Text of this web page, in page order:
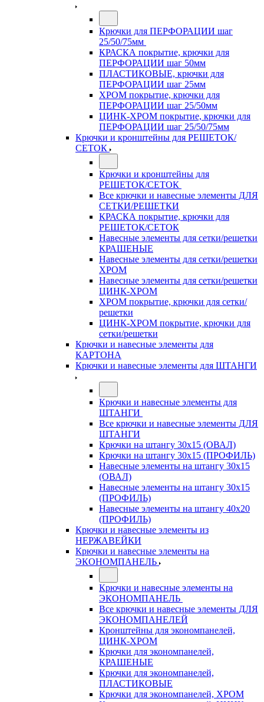
Крючки для ПЕРФОРАЦИИ шаг
25/50/75мм
КРАСКА покрытие, крючки для
ПЕРФОРАЦИИ шаг 50мм
ПЛАСТИКОВЫЕ, крючки для
ПЕРФОРАЦИИ шаг 25мм
ХРОМ покрытие, крючки для
ПЕРФОРАЦИИ шаг 25/50мм
ЦИНК-ХРОМ покрытие, крючки для
ПЕРФОРАЦИИ шаг 25/50/75мм
Крючки и кронштейны для РЕШЕТОК/
СЕТОК
Крючки и кронштейны для
РЕШЕТОК/СЕТОК
Все крючки и навесные элементы ДЛЯ
СЕТКИ/РЕШЕТКИ
КРАСКА покрытие, крючки для
РЕШЕТОК/СЕТОК
Навесные элементы для сетки/решетки
КРАШЕНЫЕ
Навесные элементы для сетки/решетки
ХРОМ
Навесные элементы для сетки/решетки
ЦИНК-ХРОМ
ХРОМ покрытие, крючки для сетки/
решетки
ЦИНК-ХРОМ покрытие, крючки для
сетки/решетки
Крючки и навесные элементы для
КАРТОНА
Крючки и навесные элементы для ШТАНГИ
Крючки и навесные элементы для
ШТАНГИ
Все крючки и навесные элементы ДЛЯ
ШТАНГИ
Крючки на штангу 30х15 (ОВАЛ)
Крючки на штангу 30х15 (ПРОФИЛЬ)
Навесные элементы на штангу 30х15
(ОВАЛ)
Навесные элементы на штангу 30х15
(ПРОФИЛЬ)
Навесные элементы на штангу 40х20
(ПРОФИЛЬ)
Крючки и навесные элементы из
НЕРЖАВЕЙКИ
Крючки и навесные элементы на
ЭКОНОМПАНЕЛЬ
Крючки и навесные элементы на
ЭКОНОМПАНЕЛЬ
Все крючки и навесные элементы ДЛЯ
ЭКОНОМПАНЕЛЕЙ
Кронштейны для экономпанелей,
ЦИНК-ХРОМ
Крючки для экономпанелей,
КРАШЕНЫЕ
Крючки для экономпанелей,
ПЛАСТИКОВЫЕ
Крючки для экономпанелей, ХРОМ